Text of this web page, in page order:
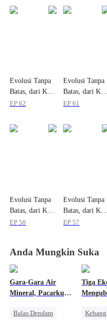
Evolusi Tanpa
Batas, dari Kutu
Menjadi Dewa
EP62
Evolusi Tanpa
Batas, dari Kutu
Menjadi Dewa
EP61
Evolusi Tanpa
Batas, dari Kutu
Menjadi Dewa
EP58
Evolusi Tanpa
Batas, dari Kutu
Menjadi Dewa
EP57
Anda Mungkin Suka
Gara-Gara Air
Mineral, Pacarku
Balas Dendam
Tiga